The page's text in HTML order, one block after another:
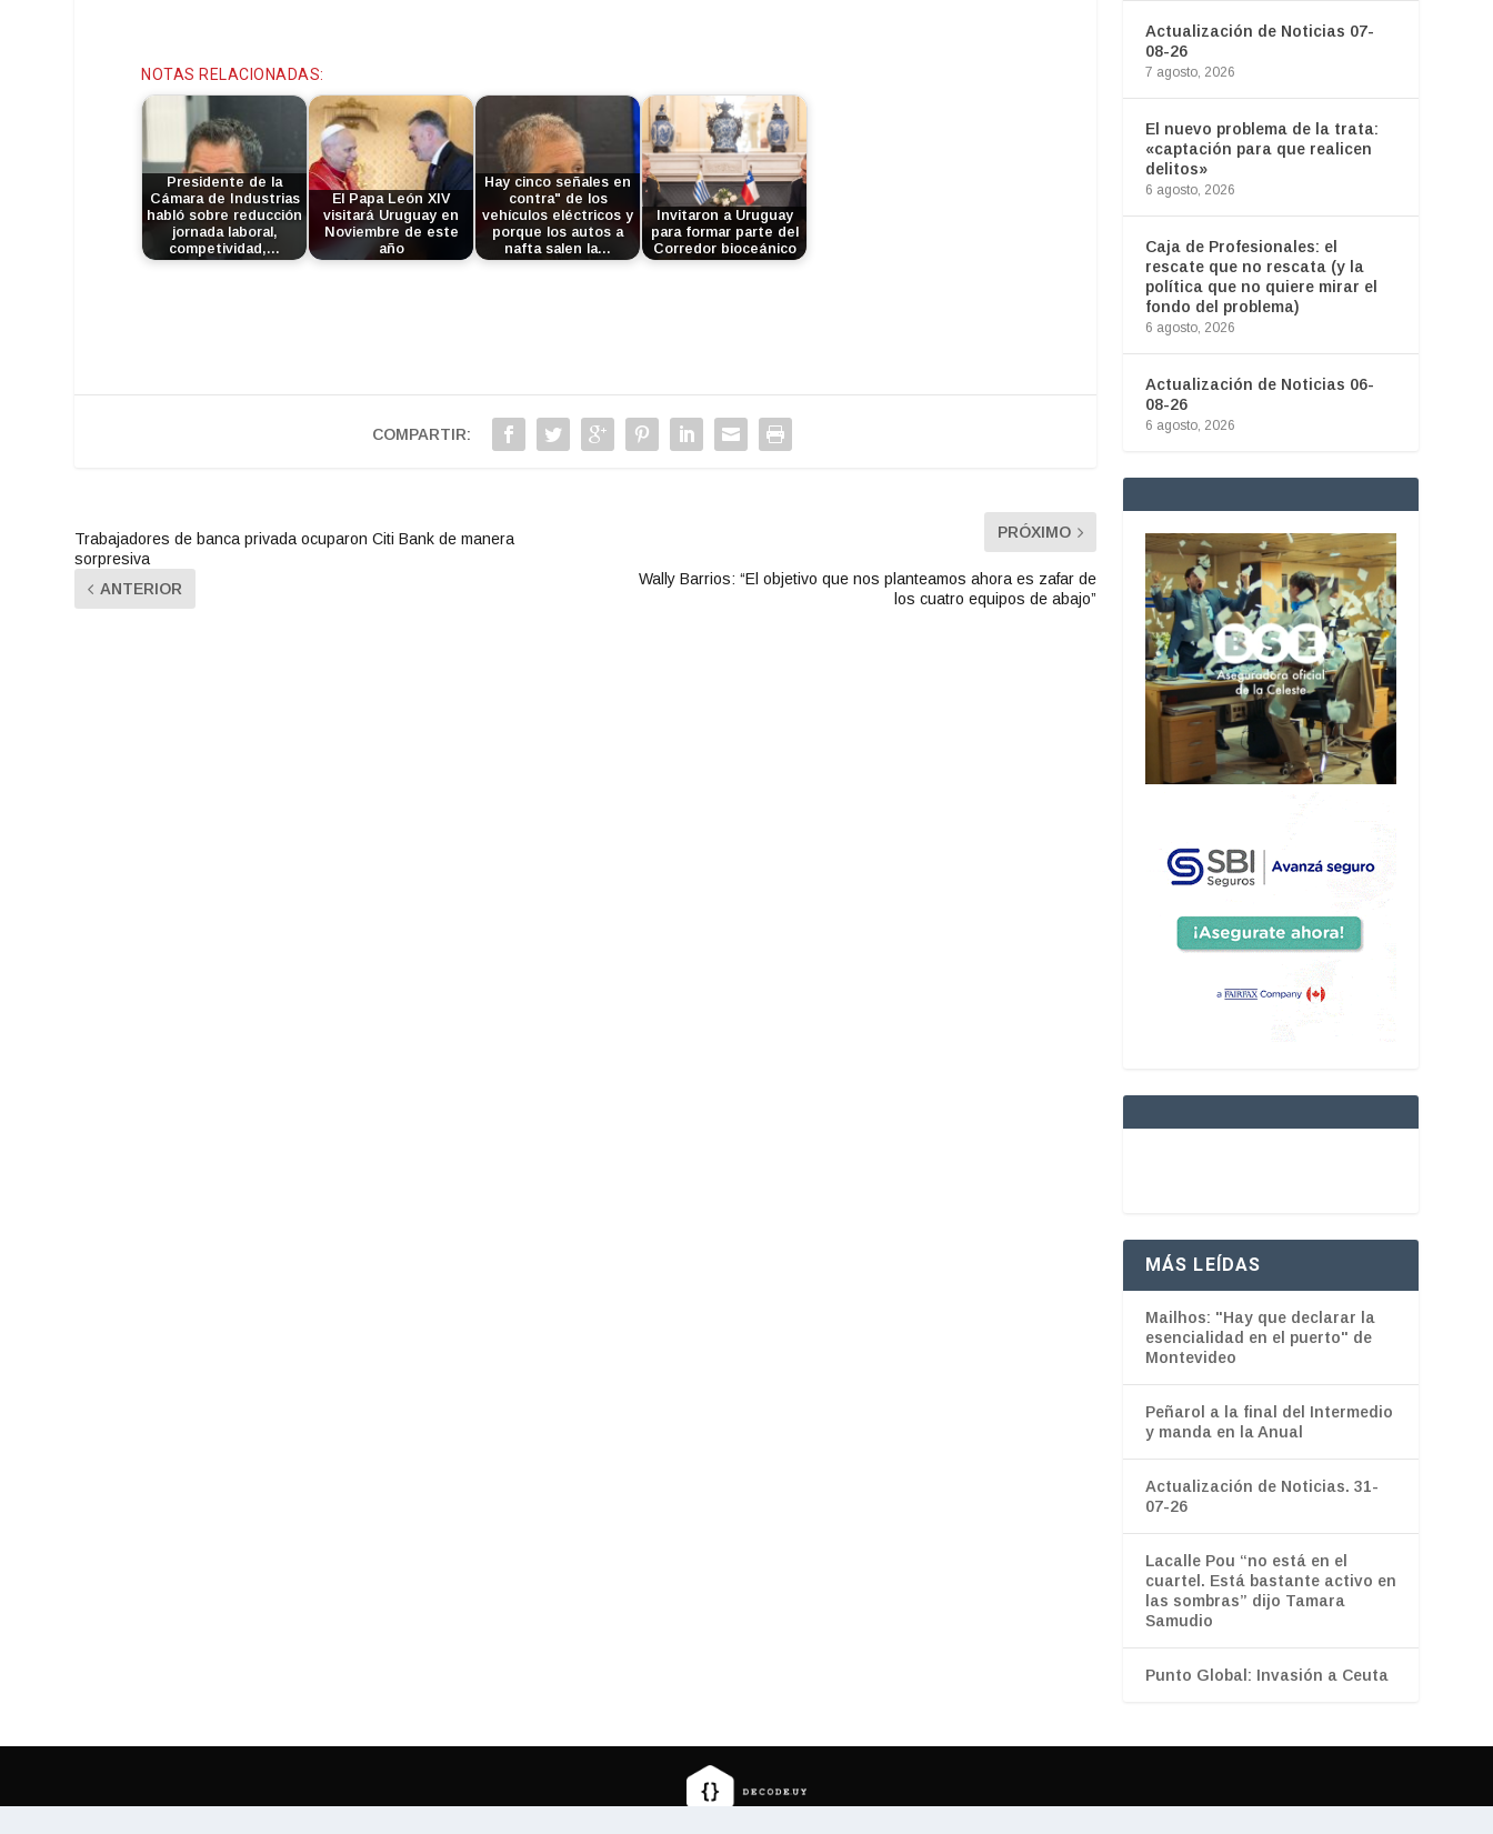
NOTAS RELACIONADAS:
Presidente de la
Cámara de Industrias
habló sobre reducción
jornada laboral,
competividad,…
El Papa León XIV
visitará Uruguay en
Noviembre de este
año
Hay cinco señales en
contra" de los
vehículos eléctricos y
porque los autos a
nafta salen la…
Invitaron a Uruguay
para formar parte del
Corredor bioceánico
COMPARTIR:
Trabajadores de banca privada ocuparon Citi Bank de manera
sorpresiva
ANTERIOR
PRÓXIMO
Wally Barrios: “El objetivo que nos planteamos ahora es zafar de
los cuatro equipos de abajo”
Actualización de Noticias 07-
08-26
7 agosto, 2026
El nuevo problema de la trata:
«captación para que realicen
delitos»
6 agosto, 2026
Caja de Profesionales: el
rescate que no rescata (y la
política que no quiere mirar el
fondo del problema)
6 agosto, 2026
Actualización de Noticias 06-
08-26
6 agosto, 2026
MÁS LEÍDAS
Mailhos: "Hay que declarar la
esencialidad en el puerto" de
Montevideo
Peñarol a la final del Intermedio
y manda en la Anual
Actualización de Noticias. 31-
07-26
Lacalle Pou “no está en el
cuartel. Está bastante activo en
las sombras” dijo Tamara
Samudio
Punto Global: Invasión a Ceuta